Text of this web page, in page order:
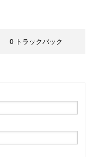
0 トラックバック